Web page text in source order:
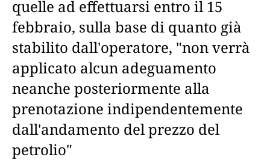
quelle ad effettuarsi entro il 15
febbraio, sulla base di quanto già
stabilito dall'operatore, "non verrà
applicato alcun adeguamento
neanche posteriormente alla
prenotazione indipendentemente
dall'andamento del prezzo del
petrolio"